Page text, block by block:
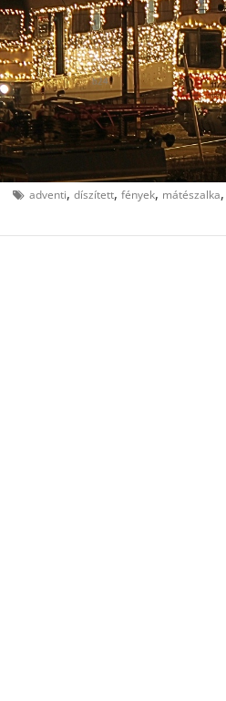
adventi, díszített, fények, mátészalka,